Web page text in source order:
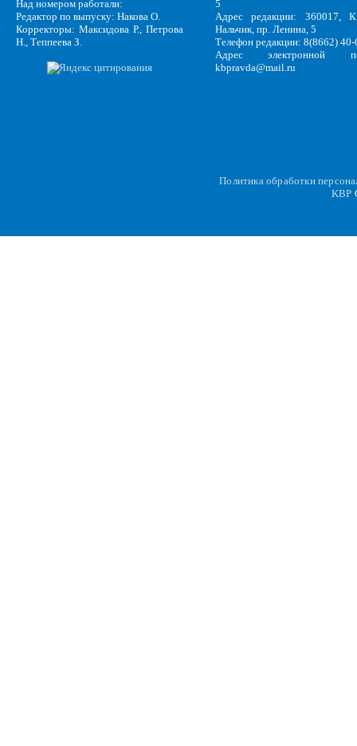
Над номером работали:
Редактор по выпуску: Накова О.
Корректоры: Максидова Р., Петрова
Н., Теппеева З.
5
Адрес редакции: 360017,
Нальчик, пр. Ленина, 5
Телефон редакции: 8(8662)
Адрес электронной
kbpravda@mail.ru
Политика обработки
KBP